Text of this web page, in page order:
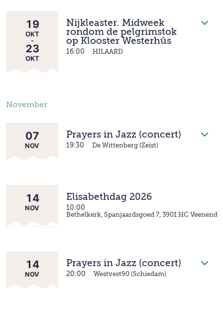
19
OKT
-
23
OKT
Nijkleaster. Midweek
rondom de pelgrimstok
op Klooster Westerhûs
16:00 HILAARD
November
07
NOV
Prayers in Jazz (concert)
19:30 De Wittenberg (Zeist)
14
NOV
Elisabethdag 2026
10:00
Bethelkerk, Spanjaardsgoed 7, 3901 HC
14
NOV
Prayers in Jazz (concert)
20:00 Westvest90 (Schiedam)